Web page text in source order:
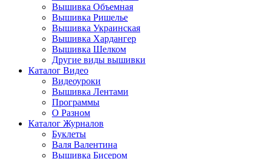
Вышивка Объемная
Вышивка Ришелье
Вышивка Украинская
Вышивка Хардангер
Вышивка Шелком
Другие виды вышивки
Каталог Видео
Видеоуроки
Вышивка Лентами
Программы
О Разном
Каталог Журналов
Буклеты
Валя Валентина
Вышивка Бисером